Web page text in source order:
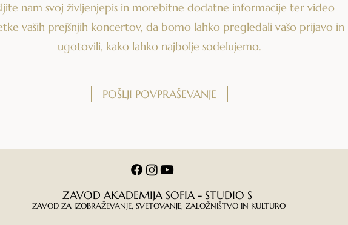
nam svoj življenjepis in morebitne dodatne informacije ter video
vaših prejšnjih koncertov, da bomo lahko pregledali vašo prijavo in
ugotovili, kako lahko najbolje sodelujemo.
POŠLJI POVPRAŠEVANJE
ZAVOD AKADEMIJA SOFIA - STUDIO S
ZAVOD ZA IZOBRAŽEVANJE, SVETOVANJE, ZALOŽNIŠTVO IN KULTURO